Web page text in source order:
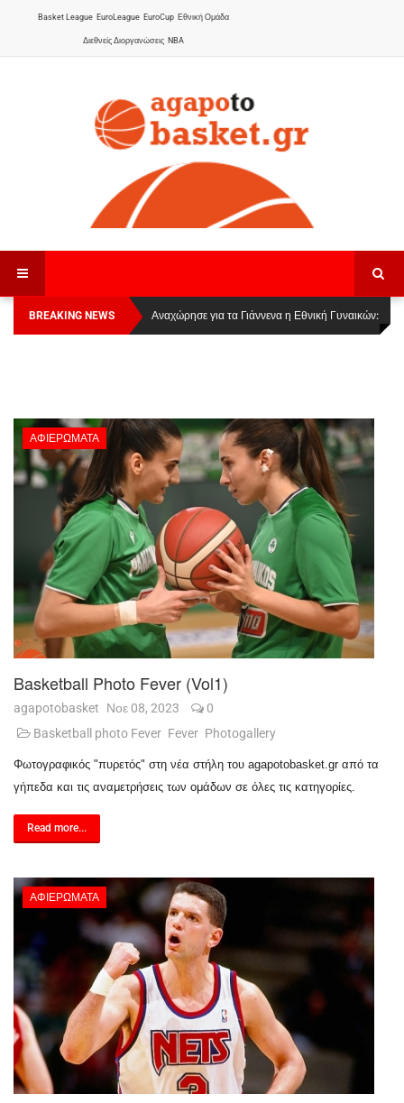
Basket League EuroLeague EuroCup Εθνική Ομάδα
Διεθνείς Διοργανώσεις NBA
BREAKING NEWS
Οι Πάνθηρες Καβάλας στην Women Basketball
League 1
Αναχώρησε για τα Γιάννενα η Εθνική Γυναικών:
ΑΦΙΕΡΏΜΑΤΑ
Basketball Photo Fever (vol1)
agapotobasket Νοε 08, 2023
0
Basketball photo Fever Fever Photogallery
Φωτογραφικός "πυρετός" στη νέα στήλη του agapotobasket.gr από τα
γήπεδα και τις αναμετρήσεις των ομάδων σε όλες τις κατηγορίες.
Read more...
ΑΦΙΕΡΏΜΑΤΑ